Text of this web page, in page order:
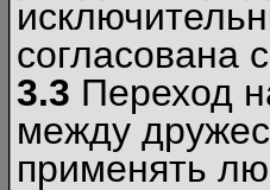
согласована
3.3 Переход
между
применять